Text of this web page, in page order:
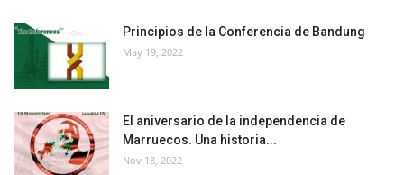
Principios de la Conferencia de Bandung
May 19, 2022
El aniversario de la independencia de
Marruecos. Una historia...
Nov 18, 2022